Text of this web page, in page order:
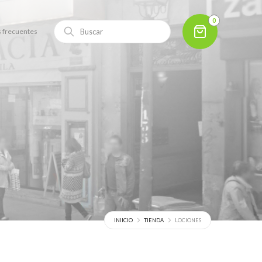
frecuentes
0
INIICIO TIENDA LOCIONES